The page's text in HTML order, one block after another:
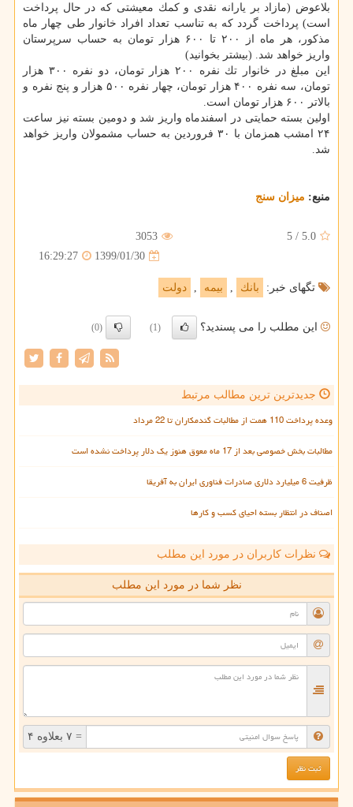
بلاعوض (مازاد بر یارانه نقدی و كمك معیشتی كه در حال پرداخت
است) پرداخت گردد كه به تناسب تعداد افراد خانوار طی چهار ماه
مذكور، هر ماه از ۲۰۰ تا ۶۰۰ هزار تومان به حساب سرپرستان
واریز خواهد شد. (بیشتر بخوانید)
این مبلغ در خانوار تك نفره ۲۰۰ هزار تومان، دو نفره ۳۰۰ هزار
تومان، سه نفره ۴۰۰ هزار تومان، چهار نفره ۵۰۰ هزار و پنج نفره و
بالاتر ۶۰۰ هزار تومان است.
اولین بسته حمایتی در اسفندماه واریز شد و دومین بسته نیز ساعت
۲۴ امشب همزمان با ۳۰ فروردین به حساب مشمولان واریز خواهد
شد.
منبع: میزان سنج
5.0
/
5
3053
1399/01/30
16:29:27
تگهای خبر: بانك , بیمه , دولت
این مطلب را می پسندید؟ (1)
(0)
جدیدترین ترین مطالب مرتبط
وعده پرداخت 110 همت از مطالبات گندمکاران تا 22 مرداد
مطالبات بخش خصوصی بعد از 17 ماه معوق هنوز یک دلار پرداخت نشده است
ظرفیت 6 میلیارد دلاری صادرات فناوری ایران به آفریقا
اصناف در انتظار بسته احیای کسب و کارها
نظرات کاربران در مورد این مطلب
نظر شما در مورد این مطلب
= ۷ بعلاوه ۴